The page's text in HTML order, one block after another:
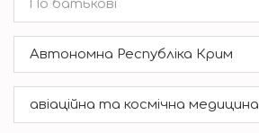
Автономна Республіка Крим
авіаційна та космічна медицина